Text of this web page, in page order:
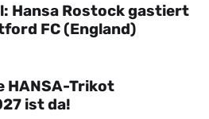
Hansa Rostock gastiert
FC (England)
HANSA-Trikot
ist da!